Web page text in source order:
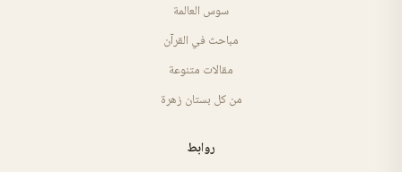
سوس العالمة
مباحث في القرآن
مقالات متنوعة
من كل بستان زهرة
روابط